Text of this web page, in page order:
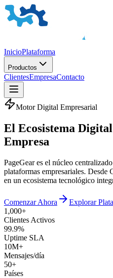
InicioPlataforma
Productos
ClientesEmpresaContacto
Motor Digital Empresarial
El Ecosistema Digital
Empresa
PageGear es el núcleo
plataformas empresariales.
en un ecosistema tecnológico
Comenzar Ahora
Explorar
1,000+
Clientes Activos
99.9%
Uptime SLA
10M+
Mensajes/día
50+
Países